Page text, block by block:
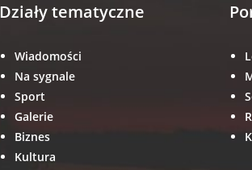
Działy tematyczne
Wiadomości
Na sygnale
Sport
Galerie
Biznes
Kultura